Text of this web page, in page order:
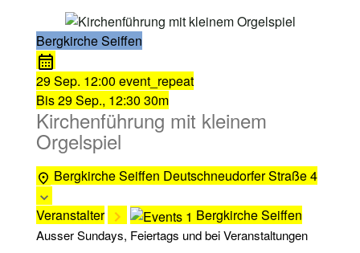
Bergkirche Seiffen
29 Sep. 12:00 event_repeat
Bis29 Sep., 12:30 30m
Kirchenführung mit kleinem
Orgelspiel
Bergkirche Seiffen Deutschneudorfer Straße 4
Veranstalter Bergkirche Seiffen
Ausser Sundays, Feiertags und bei Veranstaltungen